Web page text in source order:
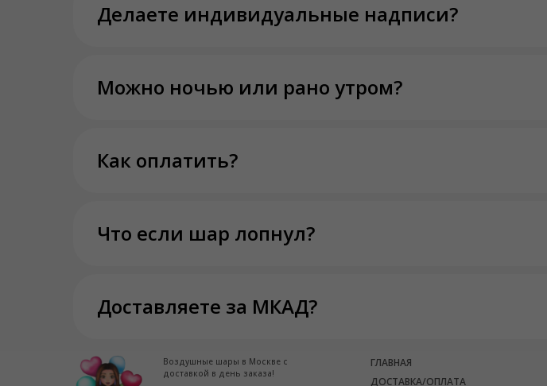
Делаете индивидуальные надписи?
Можно ночью или рано утром?
Как оплатить?
Что если шар лопнул?
Доставляете за МКАД?
ГЛАВНАЯ
ДОСТАВКА/ОПЛАТА
Воздушные шары в Москве с
доставкой в день заказа!